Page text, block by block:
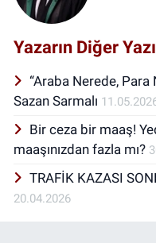
Yazarın Diğer
“Araba Nerede, Para
Sazan Sarmalı
Bir ceza bir maaş!
maaşınızdan fazla mı?
TRAFİK KAZASI
20.04.2026